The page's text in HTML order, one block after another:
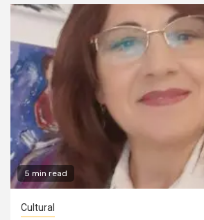
5 min read
Cultural